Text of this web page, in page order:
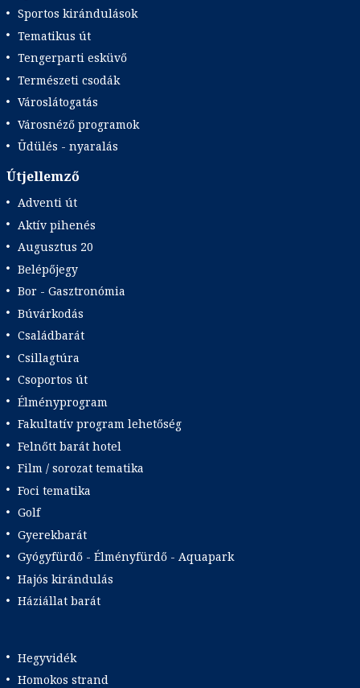
Sportos kirándulások
Tematikus út
Tengerparti esküvő
Természeti csodák
Városlátogatás
Városnéző programok
Üdülés - nyaralás
Útjellemző
Adventi út
Aktív pihenés
Augusztus 20
Belépőjegy
Bor - Gasztronómia
Búvárkodás
Családbarát
Csillagtúra
Csoportos út
Élményprogram
Fakultatív program lehetőség
Felnőtt barát hotel
Film / sorozat tematika
Foci tematika
Golf
Gyerekbarát
Gyógyfürdő - Élményfürdő - Aquapark
Hajós kirándulás
Háziállat barát
Hegyvidék
Homokos strand